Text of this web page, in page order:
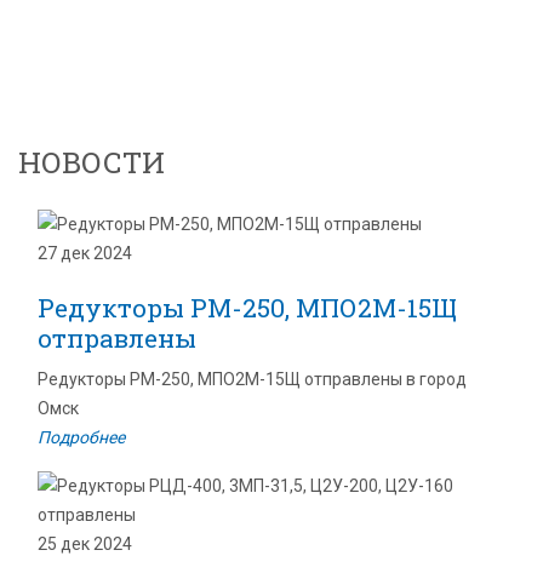
НОВОСТИ
27 дек 2024
Редукторы РМ-250, МПО2М-15Щ
отправлены
Редукторы РМ-250, МПО2М-15Щ отправлены в город
Омск
Подробнее
25 дек 2024